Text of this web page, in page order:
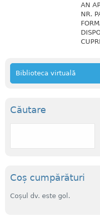
AN
NR.
Biblioteca virtuală
Căutare
C
Coș cumpărături
Coșul dv. este gol.